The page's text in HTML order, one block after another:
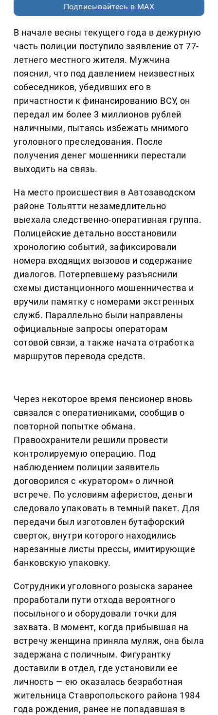
Подписывайтесь в MAX
В начале весны текущего года в дежурную
часть полиции поступило заявление от 77-
летнего местного жителя. Мужчина
пояснил, что под давлением неизвестных
собеседников, убедивших его в
причастности к финансированию ВСУ, он
передал им более 3 миллионов рублей
наличными, пытаясь избежать мнимого
уголовного преследования. После
получения денег мошенники перестали
выходить на связь.
На место происшествия в Автозаводском
районе Тольятти незамедлительно
выехала следственно-оперативная группа.
Полицейские детально восстановили
хронологию событий, зафиксировали
номера входящих вызовов и содержание
диалогов. Потерпевшему разъяснили
схемы дистанционного мошенничества и
вручили памятку с номерами экстренных
служб. Параллельно были направлены
официальные запросы операторам
сотовой связи, а также начата отработка
маршрутов перевода средств.
Через некоторое время пенсионер вновь
связался с оперативниками, сообщив о
повторной попытке обмана.
Правоохранители решили провести
контролируемую операцию. Под
наблюдением полиции заявитель
договорился с «куратором» о личной
встрече. По условиям аферистов, деньги
следовало упаковать в темный пакет. Для
передачи был изготовлен бутафорский
сверток, внутри которого находились
нарезанные листы прессы, имитирующие
банковскую упаковку.
Сотрудники уголовного розыска заранее
проработали пути отхода вероятного
посыльного и оборудовали точки для
захвата. В момент, когда прибывшая на
встречу женщина приняла муляж, она была
задержана с поличным. Фигурантку
доставили в отдел, где установили ее
личность — ею оказалась безработная
жительница Ставропольского района 1984
года рождения, ранее не попадавшая в